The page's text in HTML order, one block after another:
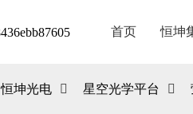
首页 恒坤
恒坤光电 星空光学平台